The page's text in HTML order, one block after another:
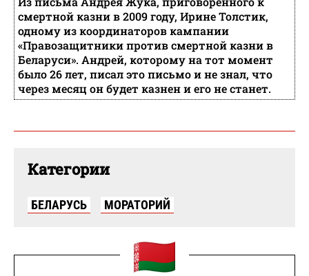
смертной казни в 2009 году, Ирине Толстик,
одному из координаторов кампании
«Правозащитники против смертной казни в
Беларуси». Андрей, которому на тот момент
было 26 лет, писал это письмо и не знал, что
через месяц он будет казнен и его не станет.
Категории
БЕЛАРУСЬ МОРАТОРИЙ